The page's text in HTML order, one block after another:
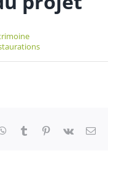
WhatsApp
TumblrPinterest
Vk